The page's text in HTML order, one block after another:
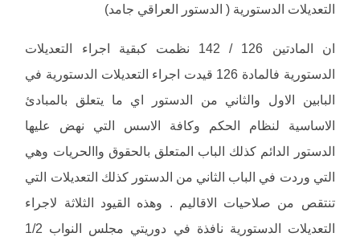
التعديلات الدستورية ( الدستور العراقي جامد)
ان المادتين 126 / 142 نظمت كبقية اجراء التعديلات
الدستورية فالمادة 126 قيدت اجراء التعديلات الدستورية في
البابين الاول والثاني من الدستور اي ما يتعلق بالمبادئ
الاساسية لنظام الحكم وكافة الاسس التي نهض عليها
الدستور الدائم كذلك الباب المتعلق بالحقوق واالحريات وهي
التي وردت في الباب الثاني من الدستور كذلك التعديلات التي
تنتقص من صلاحيات الاقاليم . وهذه القيود الثلاثة لاجراء
التعديلات الدستورية نافذة في دوريتي مجلس النواب 1/2